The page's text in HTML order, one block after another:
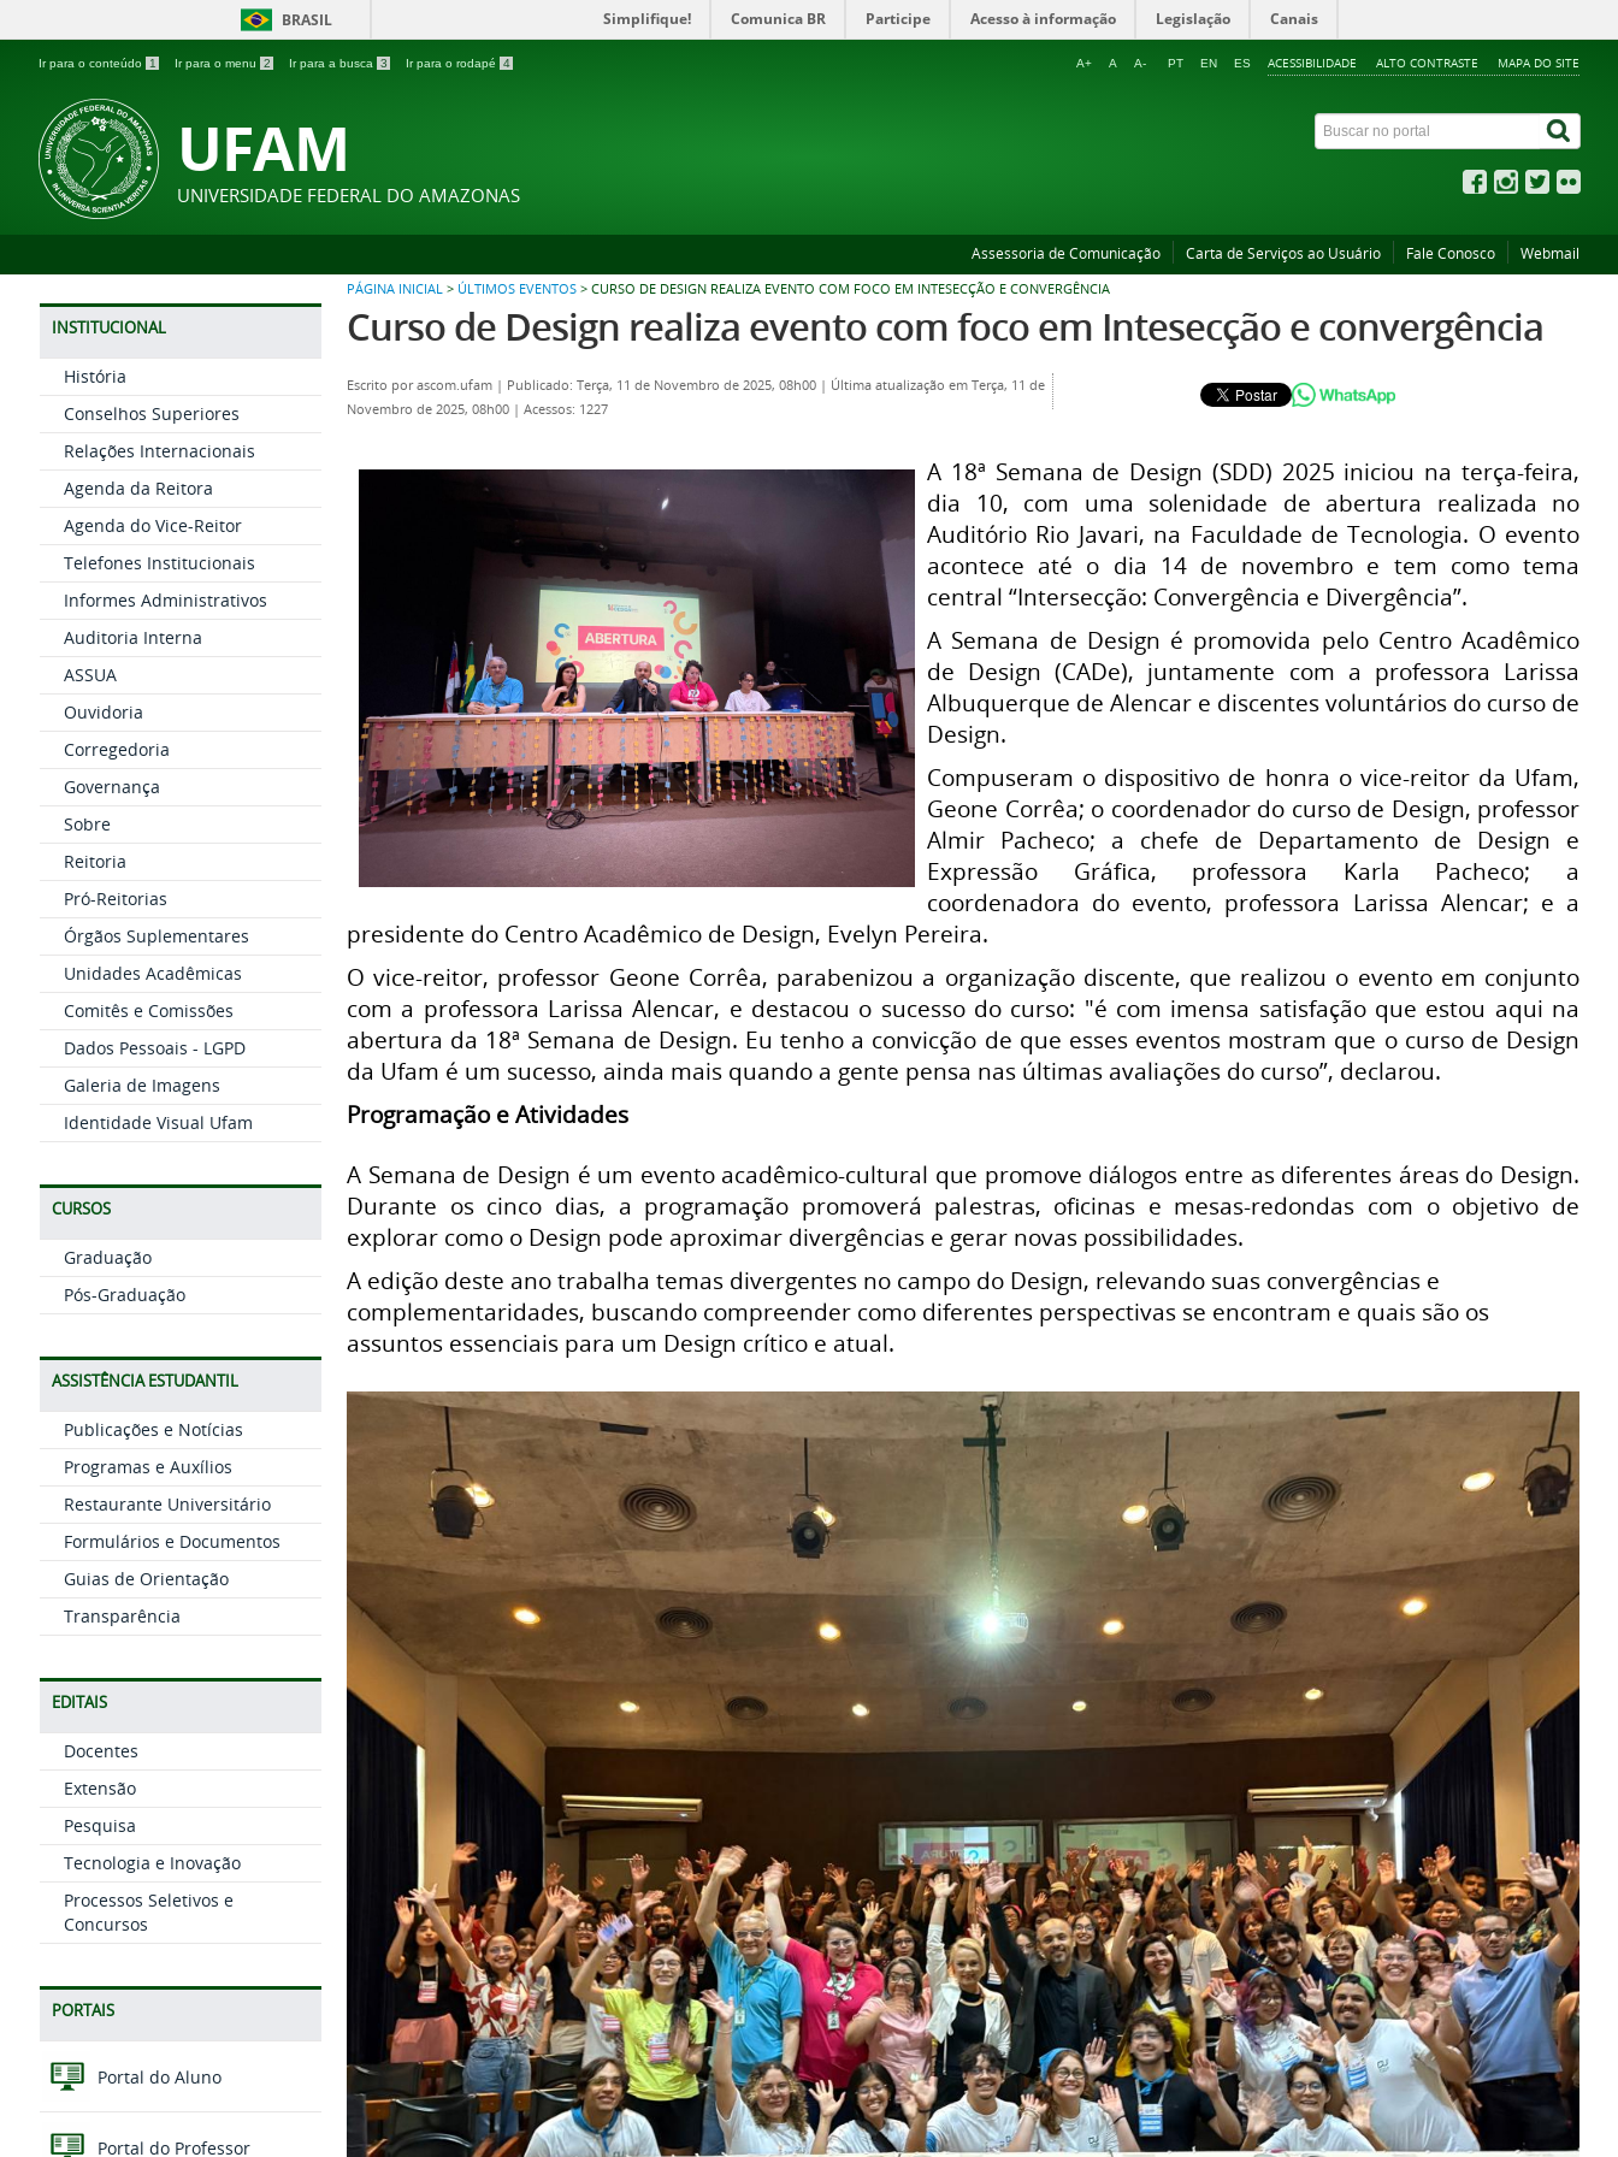
BRASIL Simplifique! Comunica BR Participe Acesso à informação Legislação Canais
Ir para o conteúdo 1 Ir para o menu 2 Ir para a busca 3 Ir para o rodapé 4 ACESSIBILIDADE ALTO CONTRASTE MAPA DO SITE
A+ A A- PT EN ES
UFAM
UNIVERSIDADE FEDERAL DO AMAZONAS
Assessoria de Comunicação Carta de Serviços ao Usuário Fale Conosco Webmail
PÁGINA INICIAL > ÚLTIMOS EVENTOS > CURSO DE DESIGN REALIZA EVENTO COM FOCO EM INTESECÇÃO E CONVERGÊNCIA
INSTITUCIONAL
História
Conselhos Superiores
Relações Internacionais
Agenda da Reitora
Agenda do Vice-Reitor
Telefones Institucionais
Informes Administrativos
Auditoria Interna
ASSUA
Ouvidoria
Corregedoria
Governança
Sobre
Reitoria
Pró-Reitorias
Órgãos Suplementares
Unidades Acadêmicas
Comitês e Comissões
Dados Pessoais - LGPD
Galeria de Imagens
Identidade Visual Ufam
CURSOS
Graduação
Pós-Graduação
ASSISTÊNCIA ESTUDANTIL
Publicações e Notícias
Programas e Auxílios
Restaurante Universitário
Formulários e Documentos
Guias de Orientação
Transparência
EDITAIS
Docentes
Extensão
Pesquisa
Tecnologia e Inovação
Processos Seletivos e
Concursos
PORTAIS
Portal do Aluno
Portal do Professor
Curso de Design realiza evento com foco em Intesecção e convergência
Escrito porascom.ufam | Publicado: Terça, 11 de Novembro de 2025, 08h00 | Última atualização em Terça, 11 de
Novembro de 2025, 08h00 | Acessos: 1227
A 18ª Semana de Design (SDD) 2025 iniciou na terça-feira,
dia 10, com uma solenidade de abertura realizada no
Auditório Rio Javari, na Faculdade de Tecnologia. O evento
acontece até o dia 14 de novembro e tem como tema
central “Intersecção: Convergência e Divergência”.
A Semana de Design é promovida pelo Centro Acadêmico
de Design (CADe), juntamente com a professora Larissa
Albuquerque de Alencar e discentes voluntários do curso de
Design.
Compuseram o dispositivo de honra o vice-reitor da Ufam,
Geone Corrêa; o coordenador do curso de Design, professor
Almir Pacheco; a chefe de Departamento de Design e
Expressão Gráfica, professora Karla Pacheco; a
coordenadora do evento, professora Larissa Alencar; e a
presidente do Centro Acadêmico de Design, Evelyn Pereira.
O vice-reitor, professor Geone Corrêa, parabenizou a organização discente, que realizou o evento em conjunto
com a professora Larissa Alencar, e destacou o sucesso do curso: "é com imensa satisfação que estou aqui na
abertura da 18ª Semana de Design. Eu tenho a convicção de que esses eventos mostram que o curso de Design
da Ufam é um sucesso, ainda mais quando a gente pensa nas últimas avaliações do curso”, declarou.
Programação e Atividades
A Semana de Design é um evento acadêmico-cultural que promove diálogos entre as diferentes áreas do Design.
Durante os cinco dias, a programação promoverá palestras, oficinas e mesas-redondas com o objetivo de
explorar como o Design pode aproximar divergências e gerar novas possibilidades.
A edição deste ano trabalha temas divergentes no campo do Design, relevando suas convergências e
complementaridades, buscando compreender como diferentes perspectivas se encontram e quais são os
assuntos essenciais para um Design crítico e atual.